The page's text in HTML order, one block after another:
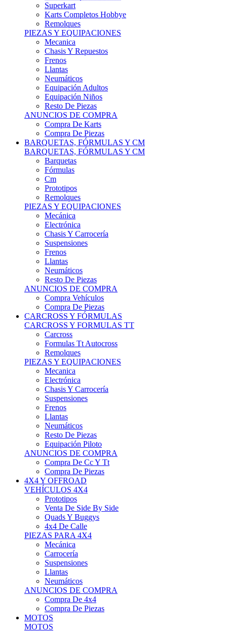
Karts Completos Hobbye
Remolques
PIEZAS Y EQUIPACIONES
Mecanica
Chasis Y Repuestos
Frenos
Llantas
Neumáticos
Equipación Adultos
Equipación Niños
Resto De Piezas
ANUNCIOS DE COMPRA
Compra De Karts
Compra De Piezas
BARQUETAS, FÓRMULAS Y CM
BARQUETAS, FÓRMULAS Y CM
Barquetas
Fórmulas
Cm
Prototipos
Remolques
PIEZAS Y EQUIPACIONES
Mecánica
Electrónica
Chasis Y Carrocería
Suspensiones
Frenos
Llantas
Neumáticos
Resto De Piezas
ANUNCIOS DE COMPRA
Compra Vehículos
Compra De Piezas
CARCROSS Y FÓRMULAS
CARCROSS Y FORMULAS TT
Carcross
Formulas Tt Autocross
Remolques
PIEZAS Y EQUIPACIONES
Mecanica
Electrónica
Chasis Y Carrocería
Suspensiones
Frenos
Llantas
Neumáticos
Resto De Piezas
Equipación Piloto
ANUNCIOS DE COMPRA
Compra De Cc Y Tt
Compra De Piezas
4X4 Y OFFROAD
VEHÍCULOS 4X4
Prototipos
Venta De Side By Side
Quads Y Buggys
4x4 De Calle
PIEZAS PARA 4X4
Mecánica
Carrocería
Suspensiones
Llantas
Neumáticos
ANUNCIOS DE COMPRA
Compra De 4x4
Compra De Piezas
MOTOS
MOTOS
Motos De Circuito